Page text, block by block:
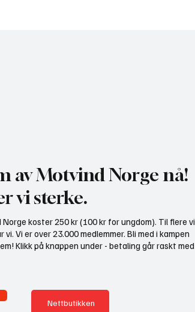
av Motvind Norge nå!
vi sterke.
koster 250 kr (100 kr for ungdom). Til flere vi
Vi er over 23.000 medlemmer. Bli med i kampen
Klikk på knappen under - betaling går raskt med
Nettbutikken